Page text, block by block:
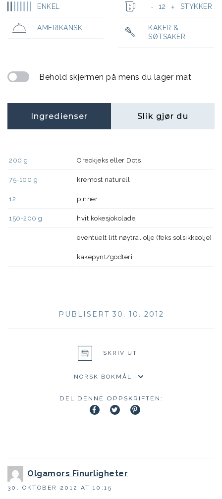
ENKEL - 12 + STYKKER
AMERIKANSK
KAKER &
SØTSAKER
Behold skjermen på mens du lager mat
Ingredienser Slik gjør du
200 g Oreokjeks eller Dots
75-100 g kremost naturell
12 pinner
150-200 g hvit kokesjokolade
eventuelt litt nøytral olje (feks solsikkeolje)
kakepynt/godteri
PUBLISERT 30. 10. 2012
SKRIV UT
DEL DENNE OPPSKRIFTEN:
Olgamors Finurligheter
30. OKTOBER 2012 AT 10:15